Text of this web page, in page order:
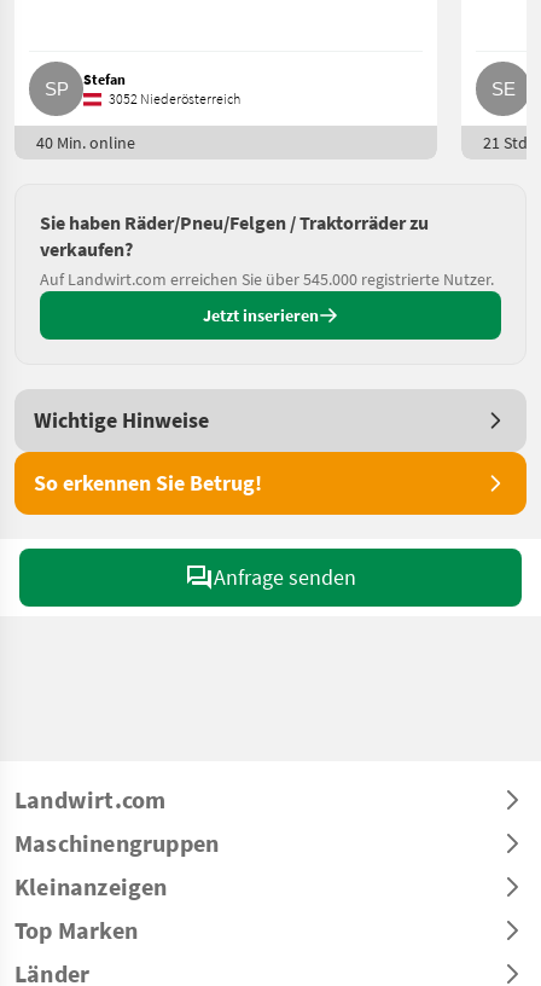
Stefan
3052 Niederösterreich
40 Min. online 21 Std.
Sie haben Räder/Pneu/Felgen / Traktorräder zu
verkaufen?
Auf Landwirt.com erreichen Sie über 545.000 registrierte Nutzer.
Jetzt inserieren
Wichtige Hinweise
So erkennen Sie Betrug!
Anfrage senden
Landwirt.com
Maschinengruppen
Kleinanzeigen
Top Marken
Länder